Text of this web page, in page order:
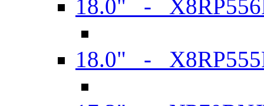
18.0" -
18.0" -